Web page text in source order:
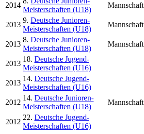
2014
Meisterschaften (U18)
Mannschaft
2013
9. Deutsche Junioren-
Meisterschaften (U18)
Mannschaft
2013
8. Deutsche Junioren-
Meisterschaften (U18)
Mannschaft
2013
18. Deutsche Jugend-
Meisterschaften (U16)
2013
14. Deutsche Jugend-
Meisterschaften (U16)
2012
14. Deutsche Junioren-
Meisterschaften (U18)
Mannschaft
2012
22. Deutsche Jugend-
Meisterschaften (U16)